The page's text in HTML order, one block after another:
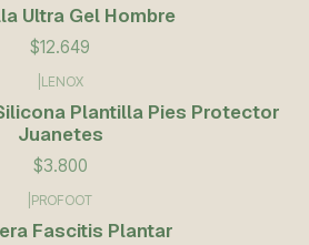
Ultra Gel Hombre
$12.649
LENOX
Plantilla Pies Protector
Juanetes
$3.800
PROFOOT
Fascitis Plantar